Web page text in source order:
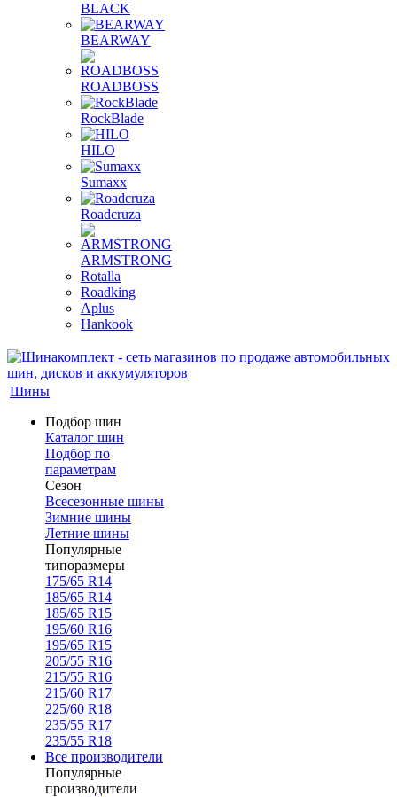
BLACK
BEARWAY
ROADBOSS
RockBlade
HILO
Sumaxx
Roadcruza
ARMSTRONG
Rotalla
Roadking
Aplus
Hankook
Шины
Подбор шин
Каталог шин
Подбор по
параметрам
Сезон
Всесезонные шины
Зимние шины
Летние шины
Популярные
типоразмеры
175/65 R14
185/65 R14
185/65 R15
195/60 R16
195/65 R15
205/55 R16
215/55 R16
215/60 R17
225/60 R18
235/55 R17
235/55 R18
Все производители
Популярные
производители